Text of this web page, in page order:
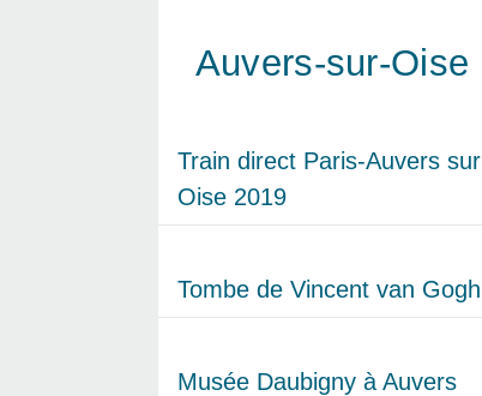
Auvers-sur-Oise
Train direct Paris-Auvers sur
Oise 2019
Tombe de Vincent van Gogh
Musée Daubigny à Auvers